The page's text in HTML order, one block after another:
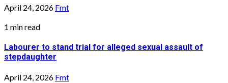
April 24, 2026 Fmt
1 min read
Labourer to stand trial for alleged sexual assault of
stepdaughter
April 24, 2026 Fmt